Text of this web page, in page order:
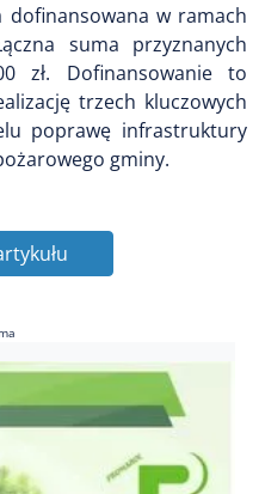
dofinansowana w ramach
suma przyznanych
zł. Dofinansowanie to
trzech kluczowych
poprawę infrastruktury
gminy.